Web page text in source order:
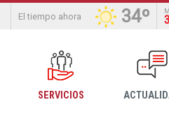
El tiempo ahora 34º
SERVICIOS